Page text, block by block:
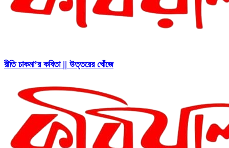
রীতি চাকমা’র কবিতা || উত্তরের খোঁজে